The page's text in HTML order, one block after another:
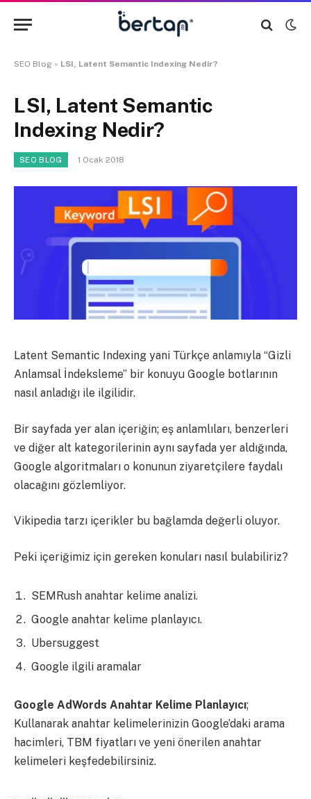
SEO Blog » LSI, Latent Semantic Indexing Nedir?
LSI, Latent Semantic
Indexing Nedir?
SEO BLOG 1 Ocak 2018
Latent Semantic Indexing yani Türkçe anlamıyla “Gizli
Anlamsal İndeksleme” bir konuyu Google botlarının
nasıl anladığı ile ilgilidir.
Bir sayfada yer alan içeriğin; eş anlamlıları, benzerleri
ve diğer alt kategorilerinin aynı sayfada yer aldığında,
Google algoritmaları o konunun ziyaretçilere faydalı
olacağını gözlemliyor.
Vikipedia tarzı içerikler bu bağlamda değerli oluyor.
Peki içeriğimiz için gereken konuları nasıl bulabiliriz?
SEMRush anahtar kelime analizi.
Google anahtar kelime planlayıcı.
Ubersuggest
Google ilgili aramalar
Google AdWords Anahtar Kelime Planlayıcı;
Kullanarak anahtar kelimelerinizin Google’daki arama
hacimleri, TBM fiyatları ve yeni önerilen anahtar
kelimeleri keşfedebilirsiniz.